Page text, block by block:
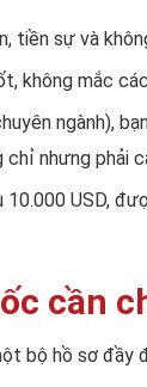
tiền sự và
mắc
ngành),
chỉ nhưng phải
USD,
cần
bộ hồ sơ